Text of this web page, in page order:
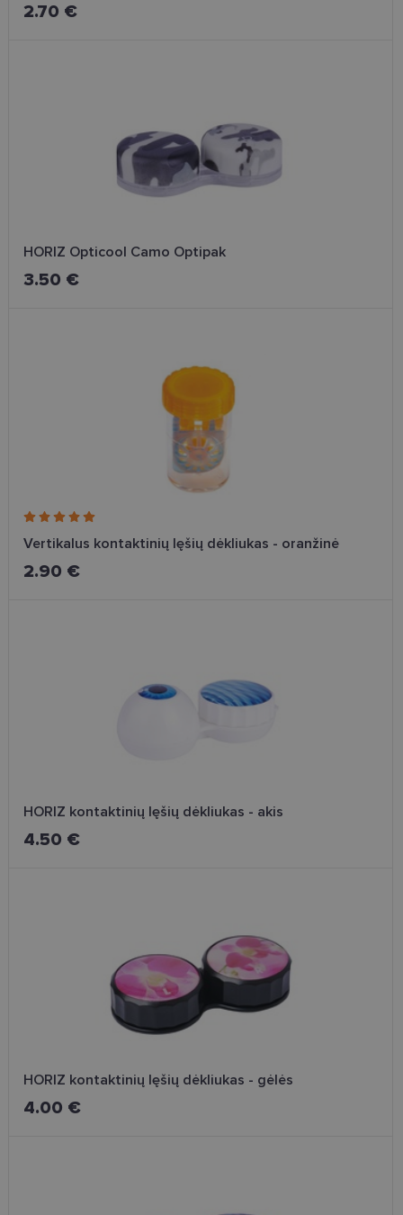
2.70 €
HORIZ Opticool Camo Optipak
3.50 €
Vertikalus kontaktinių lęšių dėkliukas - oranžinė
2.90 €
HORIZ kontaktinių lęšių dėkliukas - akis
4.50 €
HORIZ kontaktinių lęšių dėkliukas - gėlės
4.00 €